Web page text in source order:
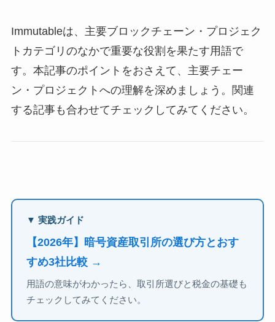
Immutableは、主要ブロックチェーン・プロジェク
トカテゴリのなかで重要な役割を果たす用語で
す。本記事のポイントをおさえて、主要チェー
ン・プロジェクトへの理解を深めましょう。関連
する記事も合わせてチェックしてみてください。
▼ 実践ガイド
【2026年】暗号資産取引所の選び方とおす
すめ3社比較 →
用語の意味がわかったら、取引所選びと税金の基礎も
チェックしてみてください。